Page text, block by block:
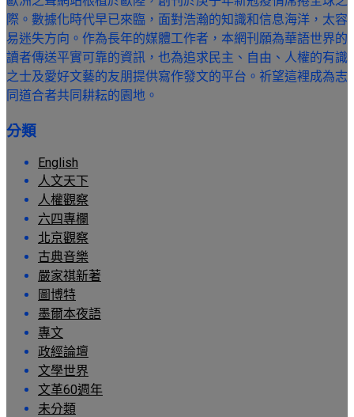
際。數據化時代早已來臨，面對浩瀚的知識和信息海洋，太容
易迷失方向。作為長年的媒體工作者，本網刊願為華語世界的
讀者傳送平實可靠的資訊，也為追求民主、自由、人權的有識
之士及愛好文藝的友朋提供寫作發文的平台。祈望這裡成為志
同道合者共同耕耘的園地。
分類
English
人文天下
人權觀察
六四專欄
北京觀察
古典音樂
嚴家祺新著
圖博特
墨爾本夜語
專文
政經論壇
文學世界
文革60週年
未分類